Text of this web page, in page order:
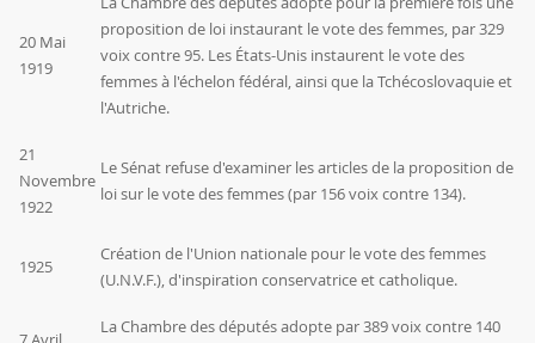
20 Mai
1919
proposition de loi instaurant le vote des femmes, par 329
voix contre 95. Les États-Unis instaurent le vote des
femmes à l'échelon fédéral, ainsi que la Tchécoslovaquie et
l'Autriche.
21
Novembre
1922
Le Sénat refuse d'examiner les articles de la proposition de
loi sur le vote des femmes (par 156 voix contre 134).
1925
Création de l'Union nationale pour le vote des femmes
(U.N.V.F.), d'inspiration conservatrice et catholique.
La Chambre des députés adopte par 389 voix contre 140